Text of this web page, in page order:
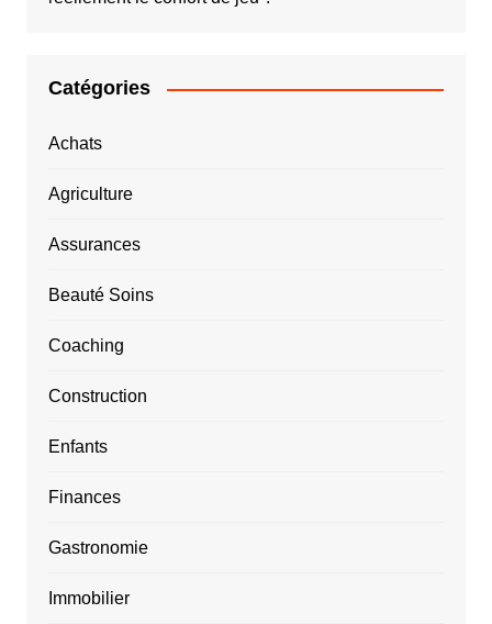
Catégories
Achats
Agriculture
Assurances
Beauté Soins
Coaching
Construction
Enfants
Finances
Gastronomie
Immobilier